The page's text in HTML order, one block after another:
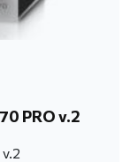
PRO v.2